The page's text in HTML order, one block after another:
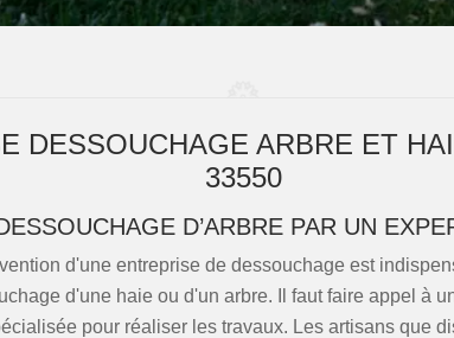
DESSOUCHAGE ARBRE ET
33550
D’ARBRE PAR UN
d'une entreprise de dessouchage est
d'une haie ou d'un arbre. Il faut faire appel à
pour réaliser les travaux. Les artisans que